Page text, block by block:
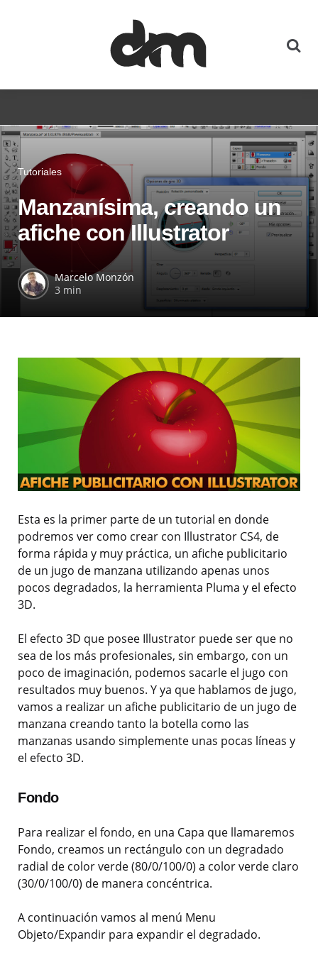
Tutoriales
Manzanísima, creando un
afiche con Illustrator
Marcelo Monzón
3 min
Esta es la primer parte de un tutorial en donde
podremos ver como crear con Illustrator CS4, de
forma rápida y muy práctica, un afiche publicitario
de un jugo de manzana utilizando apenas unos
pocos degradados, la herramienta Pluma y el efecto
3D.
El efecto 3D que posee Illustrator puede ser que no
sea de los más profesionales, sin embargo, con un
poco de imaginación, podemos sacarle el jugo con
resultados muy buenos. Y ya que hablamos de jugo,
vamos a realizar un afiche publicitario de un jugo de
manzana creando tanto la botella como las
manzanas usando simplemente unas pocas líneas y
el efecto 3D.
Fondo
Para realizar el fondo, en una Capa que llamaremos
Fondo, creamos un rectángulo con un degradado
radial de color verde (80/0/100/0) a color verde claro
(30/0/100/0) de manera concéntrica.
A continuación vamos al menú Menu
Objeto/Expandir para expandir el degradado.